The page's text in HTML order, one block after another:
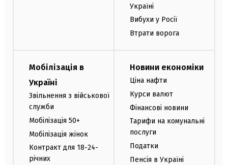
Україні
Вибухи у Росії
Втрати ворога
Мобілізація в
Україні
Звільнення з військової
служби
Мобілізація 50+
Мобілізація жінок
Контракт для 18-24-
річних
Новини економіки
Ціна нафти
Курси валют
Фінансові новини
Тарифи на комунальні
послуги
Податки
Пенсія в Україні